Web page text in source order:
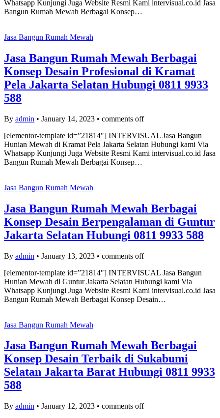
Whatsapp Kunjungi Juga Website Resmi Kami intervisual.co.id Jasa
Bangun Rumah Mewah Berbagai Konsep…
Jasa Bangun Rumah Mewah
Jasa Bangun Rumah Mewah Berbagai
Konsep Desain Profesional di Kramat
Pela Jakarta Selatan Hubungi 0811 9933
588
By admin • January 14, 2023 • comments off
[elementor-template id=”21814″] INTERVISUAL Jasa Bangun
Hunian Mewah di Kramat Pela Jakarta Selatan Hubungi kami Via
Whatsapp Kunjungi Juga Website Resmi Kami intervisual.co.id Jasa
Bangun Rumah Mewah Berbagai Konsep…
Jasa Bangun Rumah Mewah
Jasa Bangun Rumah Mewah Berbagai
Konsep Desain Berpengalaman di Guntur
Jakarta Selatan Hubungi 0811 9933 588
By admin • January 13, 2023 • comments off
[elementor-template id=”21814″] INTERVISUAL Jasa Bangun
Hunian Mewah di Guntur Jakarta Selatan Hubungi kami Via
Whatsapp Kunjungi Juga Website Resmi Kami intervisual.co.id Jasa
Bangun Rumah Mewah Berbagai Konsep Desain…
Jasa Bangun Rumah Mewah
Jasa Bangun Rumah Mewah Berbagai
Konsep Desain Terbaik di Sukabumi
Selatan Jakarta Barat Hubungi 0811 9933
588
By admin • January 12, 2023 • comments off